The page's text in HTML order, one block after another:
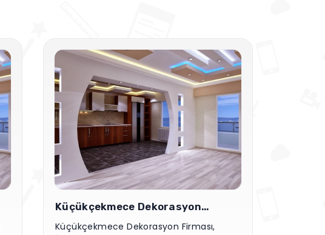
Küçükçekmece Dekorasyon
Firması
Küçükçekmece Dekorasyon Firması,